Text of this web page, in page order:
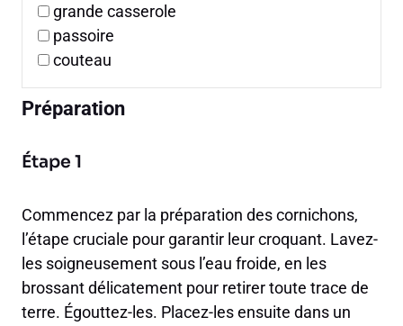
grande casserole
passoire
couteau
Préparation
Étape 1
Commencez par la préparation des cornichons,
l’étape cruciale pour garantir leur croquant. Lavez-
les soigneusement sous l’eau froide, en les
brossant délicatement pour retirer toute trace de
terre. Égouttez-les. Placez-les ensuite dans un